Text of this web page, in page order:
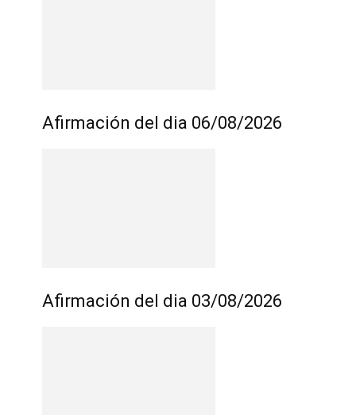
Afirmación del dia 06/08/2026
Afirmación del dia 03/08/2026